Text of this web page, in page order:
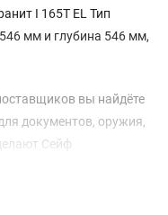
I 165T EL Тип
мм и глубина 546 мм,
вы найдёте
документов, оружия,
Сейф
в плане